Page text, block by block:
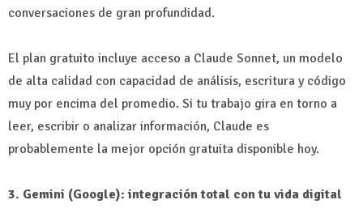
conversaciones de gran profundidad.
El plan gratuito incluye acceso a Claude Sonnet, un modelo
de alta calidad con capacidad de análisis, escritura y código
muy por encima del promedio. Si tu trabajo gira en torno a
leer, escribir o analizar información, Claude es
probablemente la mejor opción gratuita disponible hoy.
3. Gemini (Google): integración total con tu vida digital